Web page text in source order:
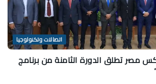
اتصالات وتكنولوجيا
مصر تطلق الدورة الثامنة من برنامج